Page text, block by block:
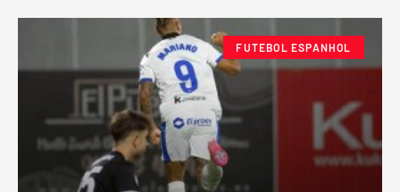
FUTEBOL ESPANHOL